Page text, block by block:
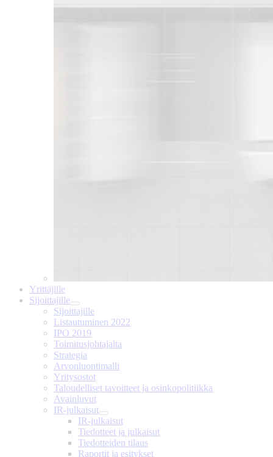
Yrittäjille
Sijoittajille
Sijoittajille
Listautuminen 2022
IPO 2019
Toimitusjohtajalta
Strategia
Arvonluontimalli
Yritysostot
Taloudelliset tavoitteet ja osinkopolitiikka
Avainluvut
IR-julkaisut
IR-julkaisut
Tiedotteet ja julkaisut
Tiedotteiden tilaus
Raportit ja esitykset